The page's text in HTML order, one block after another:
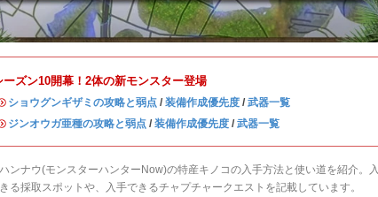
ーズン10開幕！2体の新モンスター登場
ショウグンギザミの攻略と弱点 / 装備作成優先度 / 武器一覧
ジンオウガ亜種の攻略と弱点 / 装備作成優先度 / 武器一覧
ンナウ(モンスターハンターNow)の特産キノコの入手方法と使い道を紹介。入
る採取スポットや、入手できるチャプチャークエストを記載しています。